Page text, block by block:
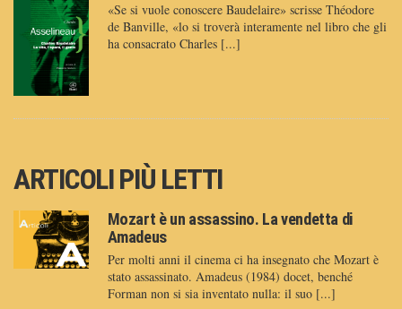
«Se si vuole conoscere Baudelaire» scrisse Théodore
de Banville, «lo si troverà interamente nel libro che gli
ha consacrato Charles [...]
ARTICOLI PIÙ LETTI
Mozart è un assassino. La vendetta di
Amadeus
Per molti anni il cinema ci ha insegnato che Mozart è
stato assassinato. Amadeus (1984) docet, benché
Forman non si sia inventato nulla: il suo [...]